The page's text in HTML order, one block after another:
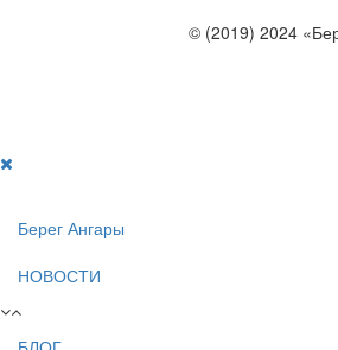
© (2019) 2024
Берег Ангары
НОВОСТИ